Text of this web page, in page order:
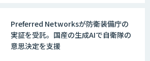
WARP NEXT
Preferred Networksが防衛装備庁の
実証を受託。国産の生成AIで自衛隊の
意思決定を支援